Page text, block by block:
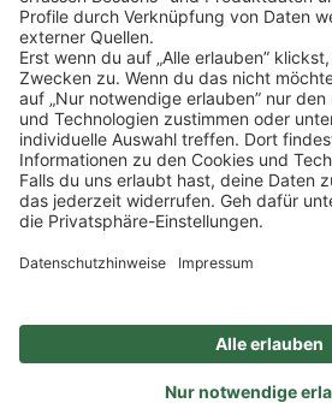
Klickehier, um alle offenen Jobs
Impressum Datenschutz
FAQ
Veranstaltungen
Sitemap